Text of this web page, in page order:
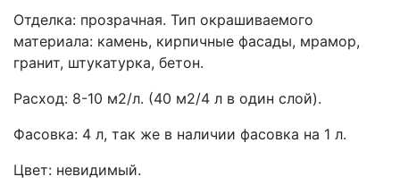
Отделка: прозрачная. Тип окрашиваемого
материала: камень, кирпичные фасады, мрамор,
гранит, штукатурка, бетон.
Расход: 8-10 м2/л. (40 м2/4 л в один слой).
Фасовка: 4 л, так же в наличии фасовка на 1 л.
Цвет: невидимый.